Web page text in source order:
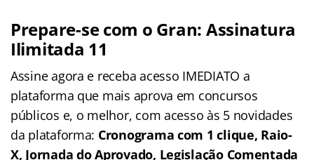
Prepare-se com o Gran: Assinatura
Ilimitada 11
Assine agora e receba acesso IMEDIATO a
plataforma que mais aprova em concursos
públicos e, o melhor, com acesso às 5 novidades
da plataforma: Cronograma com 1 clique, Raio-
X, Jornada do Aprovado, Legislação Comentada